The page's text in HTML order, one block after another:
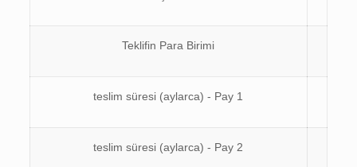
Teklifin Para Birimi
teslim süresi (aylarca) - Pay 1
teslim süresi (aylarca) - Pay 2